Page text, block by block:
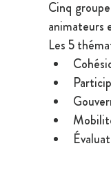
Cinq
animateurs
Les 5